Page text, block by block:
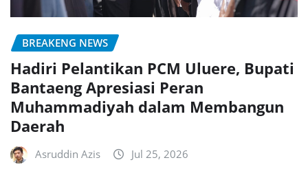
BREAKENG NEWS
Hadiri Pelantikan PCM Uluere, Bupati
Bantaeng Apresiasi Peran
Muhammadiyah dalam Membangun
Daerah
Asruddin Azis Jul 25, 2026